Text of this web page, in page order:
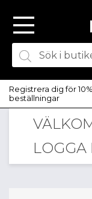
Registrera dig för
beställningar
LOGGA